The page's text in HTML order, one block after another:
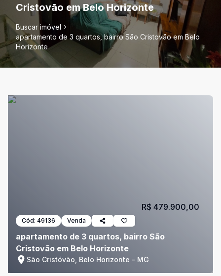
Cristovão em Belo Horizonte
Buscar imóvel
apartamento de 3 quartos, bairro São Cristovão em Belo
Horizonte
Cód: 49136 Venda
apartamento de 3 quartos, bairro São
Cristovão em Belo Horizonte
São Cristóvão, Belo Horizonte - MG
R$ 479.900,00